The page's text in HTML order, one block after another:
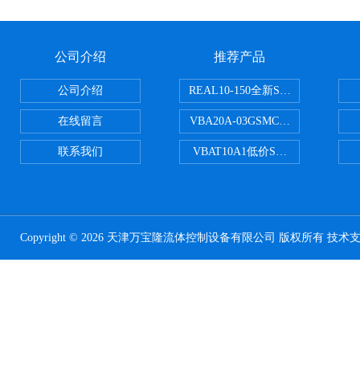
公司介绍
公司介绍
在线留言
联系我们
推荐产品
REAL10-150全新SMC正弦无杆缸
VBA20A-03GSMC增压阀VBA-
VBAT10A1低价SMC储气罐VBAT
Copyright © 2026 天津万宝隆流体控制设备有限公司 版权所有 技术